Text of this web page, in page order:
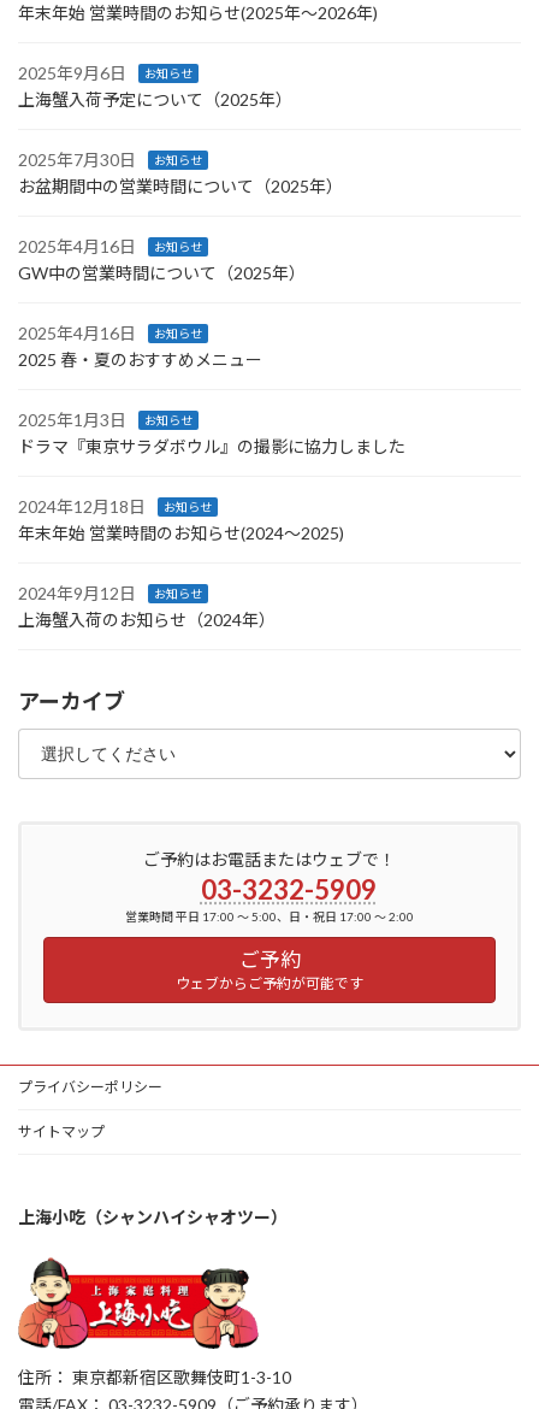
年末年始 営業時間のお知らせ(2025年〜2026年)
2025年9月6日 お知らせ
上海蟹入荷予定について（2025年）
2025年7月30日 お知らせ
お盆期間中の営業時間について（2025年）
2025年4月16日 お知らせ
GW中の営業時間について（2025年）
2025年4月16日 お知らせ
2025 春・夏のおすすめメニュー
2025年1月3日 お知らせ
ドラマ『東京サラダボウル』の撮影に協力しました
2024年12月18日 お知らせ
年末年始 営業時間のお知らせ(2024〜2025)
2024年9月12日 お知らせ
上海蟹入荷のお知らせ（2024年）
アーカイブ
ご予約はお電話またはウェブで！
03-3232-5909
営業時間 平日 17:00 ～ 5:00、日・祝日 17:00 ～ 2:00
ご予約
ウェブからご予約が可能です
プライバシーポリシー
サイトマップ
上海小吃（シャンハイシャオツー）
住所： 東京都新宿区歌舞伎町1-3-10